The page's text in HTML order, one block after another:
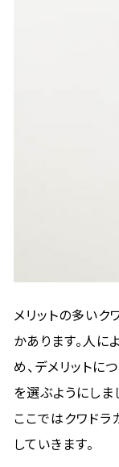
メリットの多いク
かあります。人に
め、デメリットに
を選ぶようにしま
ここではクワドラ
していきます。